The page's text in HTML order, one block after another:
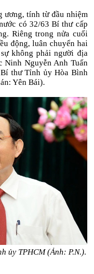
ương, tính từ đầu nhiệm
có 32/63 Bí thư cấp
Riêng trong nửa cuối
động, luân chuyển hai
không phải người địa
Ninh Nguyễn Anh Tuấn
thư Tỉnh ủy Hòa Bình
Yên Bái).
ủy TPHCM (Ảnh: P.N.).